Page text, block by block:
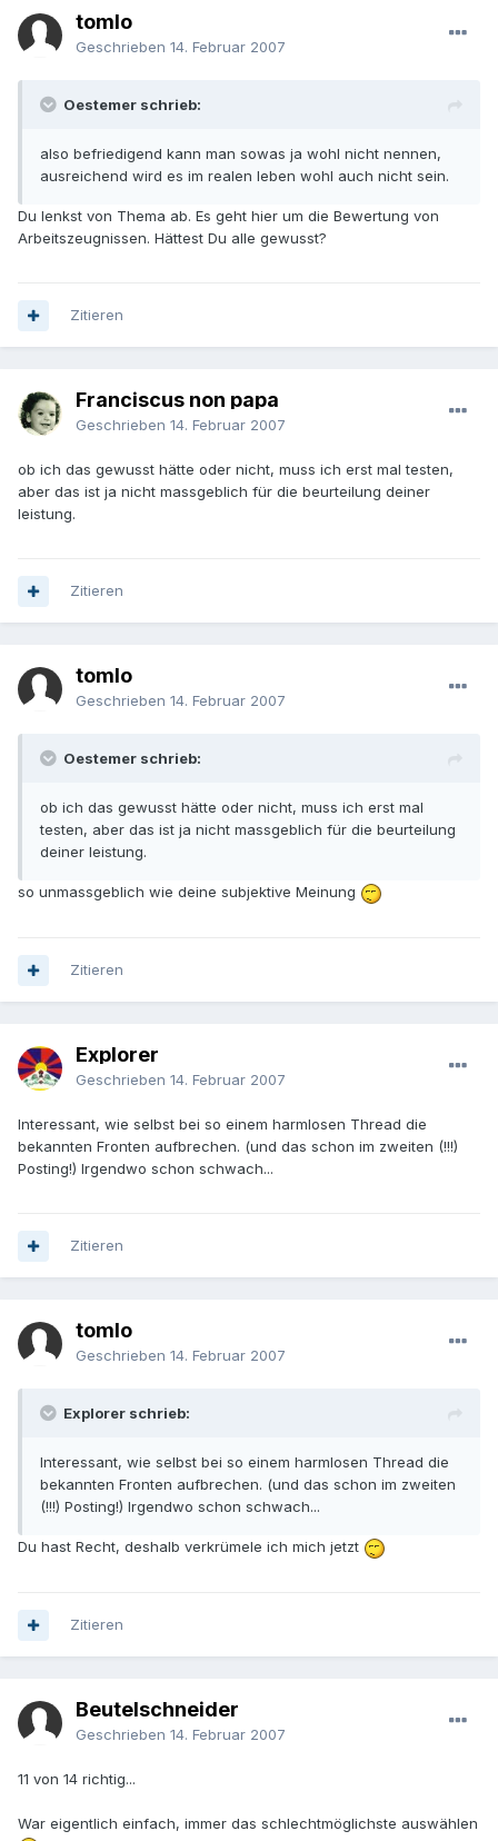
tomlo
Geschrieben 14. Februar 2007
Oestemer schrieb:
also befriedigend kann man sowas ja wohl nicht nennen,
ausreichend wird es im realen leben wohl auch nicht sein.
Du lenkst von Thema ab. Es geht hier um die Bewertung von
Arbeitszeugnissen. Hättest Du alle gewusst?
Zitieren
Franciscus non papa
Geschrieben 14. Februar 2007
ob ich das gewusst hätte oder nicht, muss ich erst mal testen,
aber das ist ja nicht massgeblich für die beurteilung deiner
leistung.
Zitieren
tomlo
Geschrieben 14. Februar 2007
Oestemer schrieb:
ob ich das gewusst hätte oder nicht, muss ich erst mal
testen, aber das ist ja nicht massgeblich für die beurteilung
deiner leistung.
so unmassgeblich wie deine subjektive Meinung
Zitieren
Explorer
Geschrieben 14. Februar 2007
Interessant, wie selbst bei so einem harmlosen Thread die
bekannten Fronten aufbrechen. (und das schon im zweiten (!!!)
Posting!) Irgendwo schon schwach...
Zitieren
tomlo
Geschrieben 14. Februar 2007
Explorer schrieb:
Interessant, wie selbst bei so einem harmlosen Thread die
bekannten Fronten aufbrechen. (und das schon im zweiten
(!!!) Posting!) Irgendwo schon schwach...
Du hast Recht, deshalb verkrümele ich mich jetzt
Zitieren
Beutelschneider
Geschrieben 14. Februar 2007
11 von 14 richtig...
War eigentlich einfach, immer das schlechtmöglichste auswählen